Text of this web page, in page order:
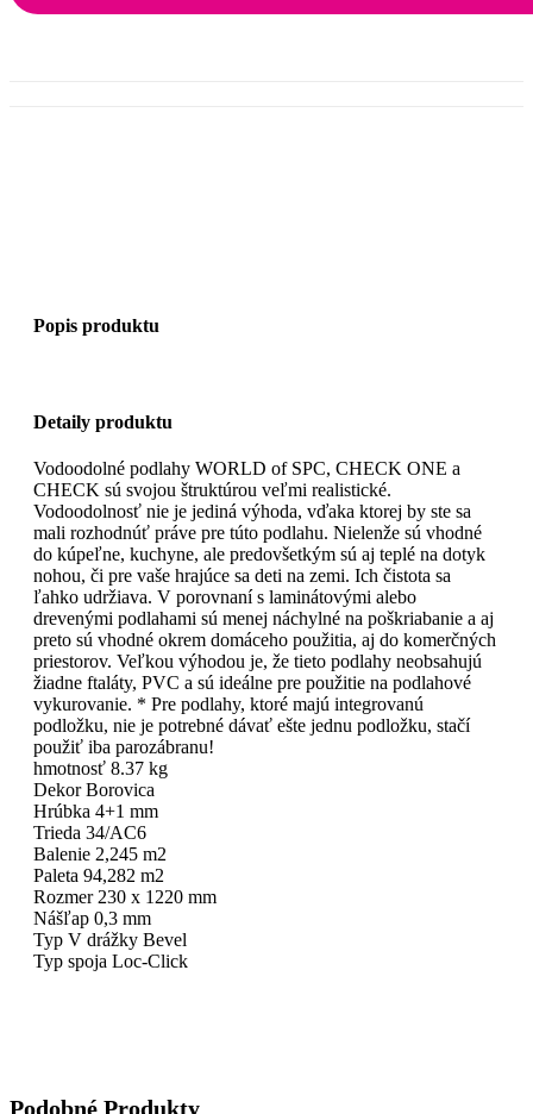
Popis produktu
Detaily produktu
Vodoodolné podlahy WORLD of SPC, CHECK ONE a
CHECK sú svojou štruktúrou veľmi realistické.
Vodoodolnosť nie je jediná výhoda, vďaka ktorej by ste sa
mali rozhodnúť práve pre túto podlahu. Nielenže sú vhodné
do kúpeľne, kuchyne, ale predovšetkým sú aj teplé na dotyk
nohou, či pre vaše hrajúce sa deti na zemi. Ich čistota sa
ľahko udržiava. V porovnaní s laminátovými alebo
drevenými podlahami sú menej náchylné na poškriabanie a aj
preto sú vhodné okrem domáceho použitia, aj do komerčných
priestorov. Veľkou výhodou je, že tieto podlahy neobsahujú
žiadne ftaláty, PVC a sú ideálne pre použitie na podlahové
vykurovanie. * Pre podlahy, ktoré majú integrovanú
podložku, nie je potrebné dávať ešte jednu podložku, stačí
použiť iba parozábranu!
hmotnosť 8.37 kg
Dekor Borovica
Hrúbka 4+1 mm
Trieda 34/AC6
Balenie 2,245 m2
Paleta 94,282 m2
Rozmer 230 x 1220 mm
Nášľap 0,3 mm
Typ V drážky Bevel
Typ spoja Loc-Click
Podobné Produkty